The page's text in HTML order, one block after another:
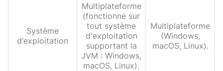
Système
d‘exploitation
Multiplateforme
(fonctionne sur
tout système
d'exploitation
supportant la
JVM : Windows,
macOS, Linux).
Multiplateforme
(Windows,
macOS, Linux).